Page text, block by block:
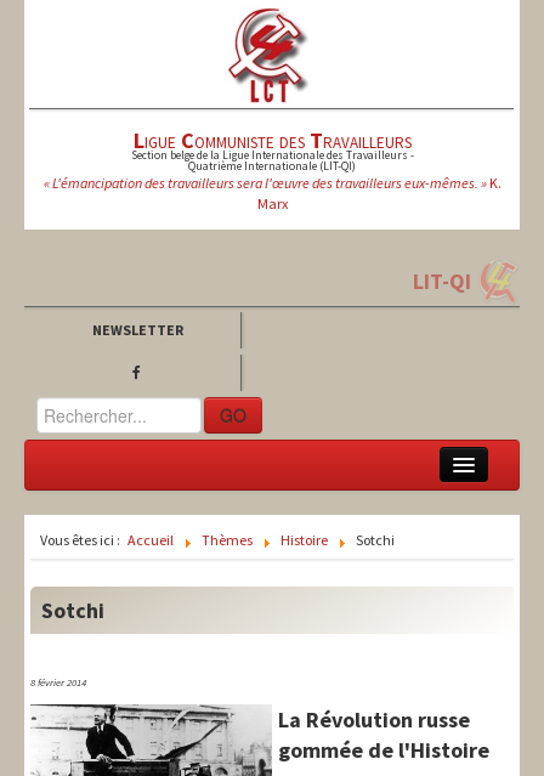
Ligue Communiste des Travailleurs
Section belge de la Ligue Internationale des Travailleurs -
Quatrième Internationale (LIT-QI)
« L'émancipation des travailleurs sera l'œuvre des travailleurs eux-mêmes. »K.
Marx
LIT-QI
NEWSLETTER
GO
Théorie
International
Vous êtes ici : Accueil Thèmes Histoire Sotchi
Sotchi
8 février 2014
La Révolution russe
gommée de l'Histoire